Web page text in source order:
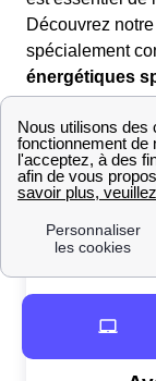
Découvrez
spécialement
énergétiques
Que vous soyez
plus
additionnels,
EDF actuelles :